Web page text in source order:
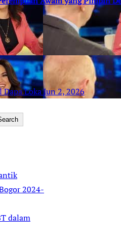
Dapa LokaJun 2, 2026
2024-
dalam